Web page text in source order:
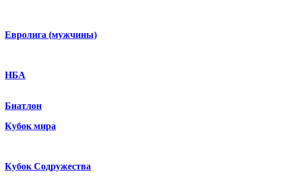
Евролига (мужчины)
НБА
Биатлон
Кубок мира
Кубок Содружества